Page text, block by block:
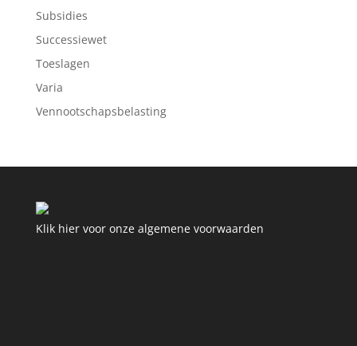
Subsidies
Successiewet
Toeslagen
Varia
Vennootschapsbelasting
Klik hier voor onze algemene voorwaarden